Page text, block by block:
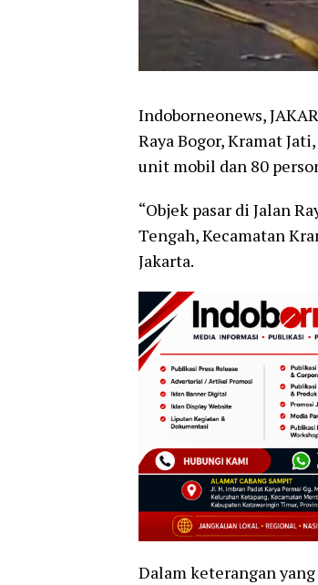
Indoborneonews,
Raya Bogor, Kramat
unit mobil dan 80
“Objek pasar di Jalan
Tengah, Kecamatan
Jakarta.
Dalam keterangan